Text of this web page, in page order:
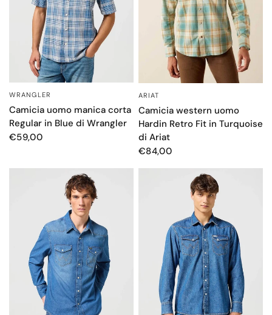
OCCHIATA VELOCE
WRANGLER
Camicia uomo manica corta
Regular in Blue di Wrangler
€59,00
ARIAT
Camicia western uomo
Hardin Retro Fit in Turquoise
di Ariat
€84,00